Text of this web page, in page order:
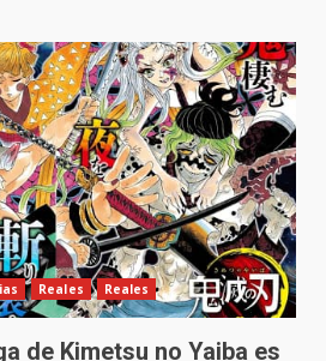
Reales Reales
de Kimetsu no Yaiba es